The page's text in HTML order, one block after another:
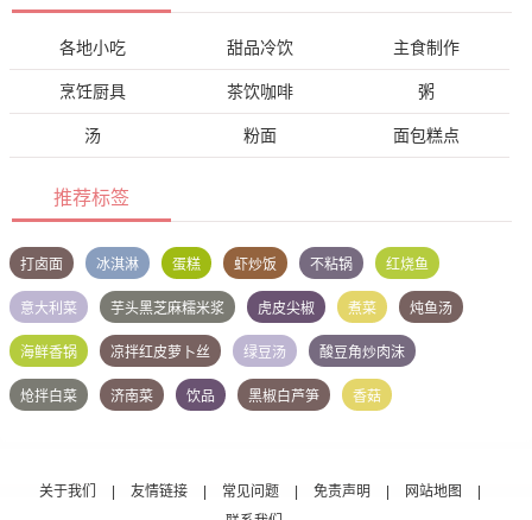
各地小吃 甜品冷饮 主食制作
烹饪厨具 茶饮咖啡 粥
汤 粉面 面包糕点
推荐标签
打卤面 冰淇淋 蛋糕 虾炒饭 不粘锅 红烧鱼
意大利菜 芋头黑芝麻糯米浆 虎皮尖椒 煮菜 炖鱼汤
海鲜香锅 凉拌红皮萝卜丝 绿豆汤 酸豆角炒肉沫
炝拌白菜 济南菜 饮品 黑椒白芦笋 香菇
关于我们 | 友情链接 | 常见问题 | 免责声明 | 网站地图
|